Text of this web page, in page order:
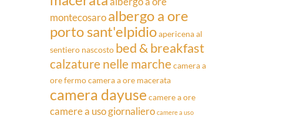
montecosaroalbergo a ore
porto sant'elpidioapericena al
sentiero nascosto bed & breakfast
calzature nelle marchecamera a
ore fermocamera a ore macerata
camera dayuse camere a ore
camere a uso giornaliero camere a uso